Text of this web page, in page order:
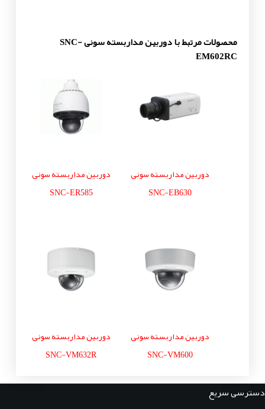
محصولات مرتبط با دوربین مداربسته سونی SNC-
EM602RC
دوربین مداربسته سونی
SNC-EB630
دوربین مداربسته سونی
SNC-ER585
دوربین مداربسته سونی
SNC-VM600
دوربین مداربسته سونی
SNC-VM632R
دسترسی سریع